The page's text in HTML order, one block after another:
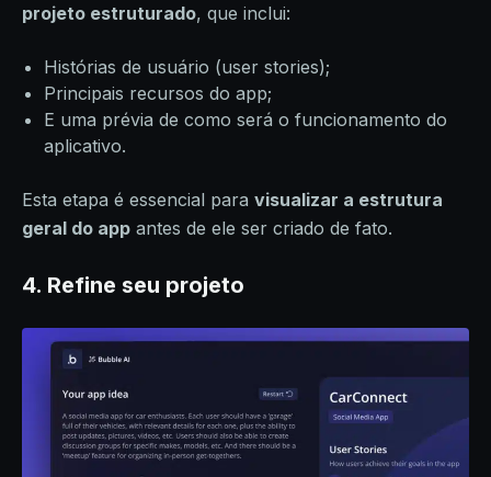
projeto estruturado, que inclui:
Histórias de usuário (user stories);
Principais recursos do app;
E uma prévia de como será o funcionamento do
aplicativo.
Esta etapa é essencial para visualizar a estrutura
geral do app antes de ele ser criado de fato.
4. Refine seu projeto